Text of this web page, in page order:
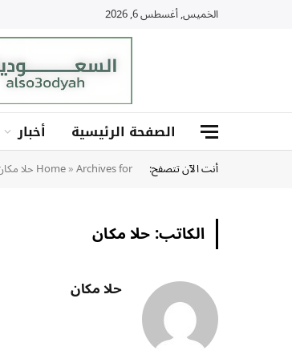
الخميس, أغسطس 6, 2026
الصفحة الرئيسية أخبار
أنت الآن تتصفح: Home»Archives for حلا مكان
الكاتب:حلا مكان
حلا مكان